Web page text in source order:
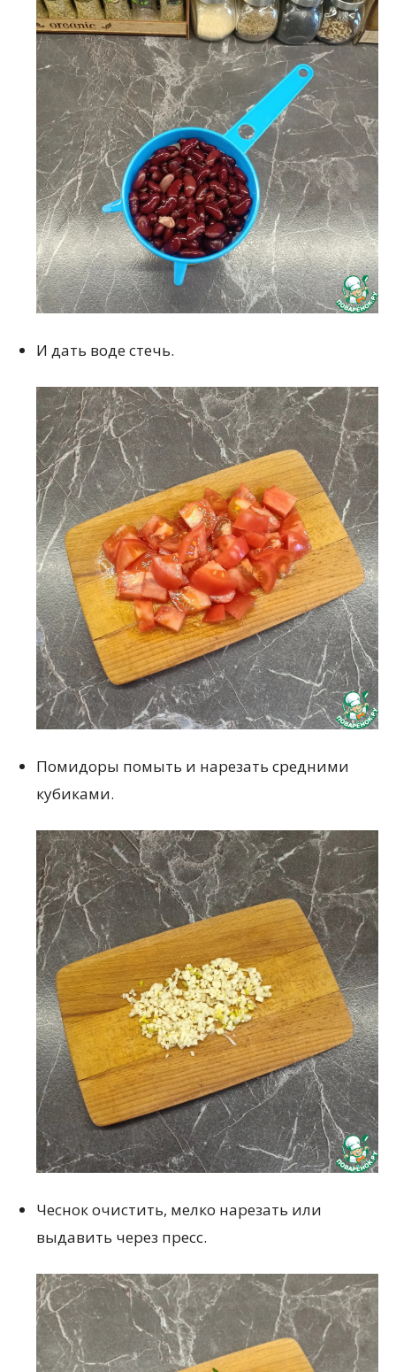
И дать воде стечь.
Помидоры помыть и нарезать средними
кубиками.
Чеснок очистить, мелко нарезать или
выдавить через пресс.